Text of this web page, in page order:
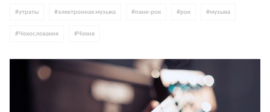
#утраты #электронная музыка #панк-рок #рок #музыка
#Чехословакия #Чехия